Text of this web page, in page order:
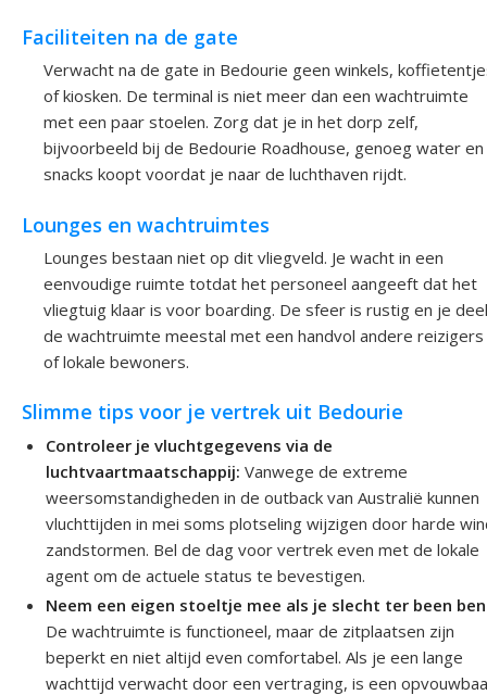
Faciliteiten na de gate
Verwacht na de gate in Bedourie geen winkels,
of kiosken. De terminal is niet meer dan een wachtruimte
met een paar stoelen. Zorg dat je in het dorp zelf,
bijvoorbeeld bij de Bedourie Roadhouse, genoeg water en
snacks koopt voordat je naar de luchthaven rijdt.
Lounges en wachtruimtes
Lounges bestaan niet op dit vliegveld. Je wacht in een
eenvoudige ruimte totdat het personeel aangeeft dat het
vliegtuig klaar is voor boarding. De sfeer is rustig en je
de wachtruimte meestal met een handvol andere reizigers
of lokale bewoners.
Slimme tips voor je vertrek uit Bedourie
Controleer je vluchtgegevens via de
luchtvaartmaatschappij: Vanwege de extreme
weersomstandigheden in de outback van Australië kunnen
vluchttijden in mei soms plotseling wijzigen door harde
zandstormen. Bel de dag voor vertrek even met de lokale
agent om de actuele status te bevestigen.
Neem een eigen stoeltje mee als je slecht ter been
De wachtruimte is functioneel, maar de zitplaatsen zijn
beperkt en niet altijd even comfortabel. Als je een lange
wachttijd verwacht door een vertraging, is een